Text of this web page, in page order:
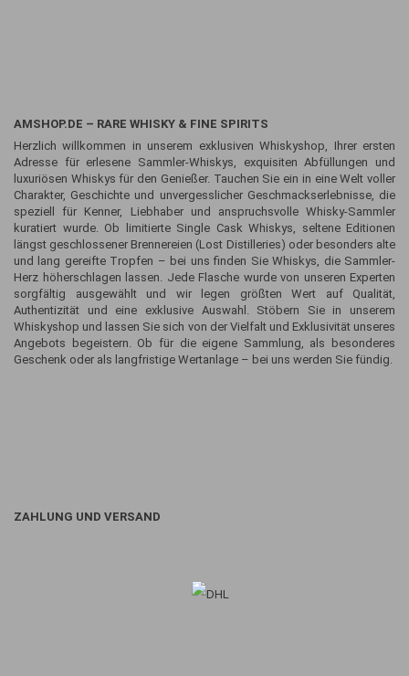
AMSHOP.DE – RARE WHISKY & FINE SPIRITS
Herzlich willkommen in unserem exklusiven Whiskyshop, Ihrer ersten
Adresse für erlesene Sammler-Whiskys, exquisiten Abfüllungen und
luxuriösen Whiskys für den Genießer. Tauchen Sie ein in eine Welt voller
Charakter, Geschichte und unvergesslicher Geschmackserlebnisse, die
speziell für Kenner, Liebhaber und anspruchsvolle Whisky-Sammler
kuratiert wurde. Ob limitierte Single Cask Whiskys, seltene Editionen
längst geschlossener Brennereien (Lost Distilleries) oder besonders alte
und lang gereifte Tropfen – bei uns finden Sie Whiskys, die Sammler-
Herz höherschlagen lassen. Jede Flasche wurde von unseren Experten
sorgfältig ausgewählt und wir legen größten Wert auf Qualität,
Authentizität und eine exklusive Auswahl. Stöbern Sie in unserem
Whiskyshop und lassen Sie sich von der Vielfalt und Exklusivität unseres
Angebots begeistern. Ob für die eigene Sammlung, als besonderes
Geschenk oder als langfristige Wertanlage – bei uns werden Sie fündig.
ZAHLUNG UND VERSAND